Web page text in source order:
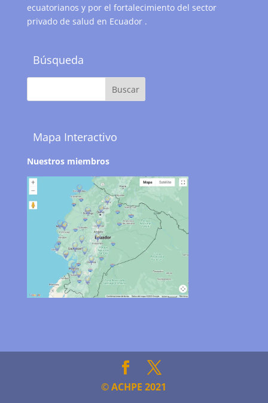
ecuatorianos y por el fortalecimiento del sector
privado de salud en Ecuador .
Búsqueda
Mapa Interactivo
Nuestros miembros
© ACHPE 2021